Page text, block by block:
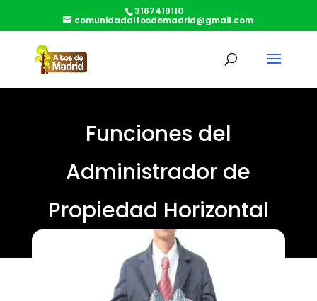
3167419110
comunidadaltosdemadrid@gmail.com
Funciones del
Administrador de
Propiedad Horizontal